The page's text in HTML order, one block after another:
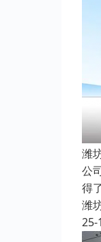
潍
公
得
潍
25-